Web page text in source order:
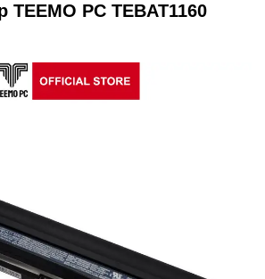
TEEMO PC TEBAT1160